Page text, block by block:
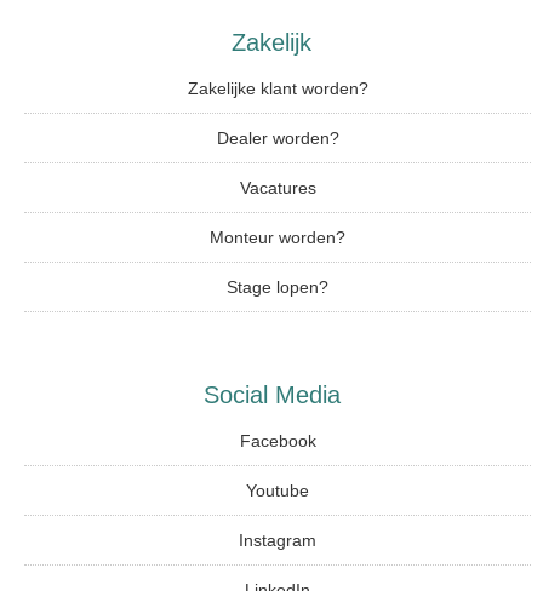
Zakelijk
Zakelijke klant worden?
Dealer worden?
Vacatures
Monteur worden?
Stage lopen?
Social Media
Facebook
Youtube
Instagram